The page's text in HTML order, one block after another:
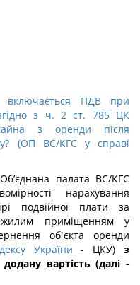
включається ПДВ при
згідно з ч. 2 ст. 785 ЦК
з оренди після
(ОП ВС/КГС у справі
палата ВС/КГС
нарахування
подвійної плати за
приміщенням у
об`єкта оренди
України - ЦКУ)з
вартість (далі -